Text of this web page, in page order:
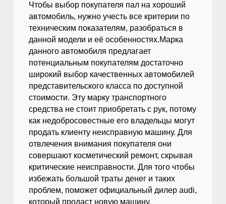
Чтобы выбор покупателя пал на хороший
автомобиль, нужно учесть все критерии по
техническим показателям, разобраться в
данной модели и её особенностях.Марка
данного автомобиля предлагает
потенциальным покупателям достаточно
широкий выбор качественных автомобилей
представительского класса по доступной
стоимости. Эту марку транспортного
средства не стоит приобретать с рук, потому
как недобросовестные его владельцы могут
продать клиенту неисправную машину. Для
отвлечения внимания покупателя они
совершают косметический ремонт, скрывая
критические неисправности. Для того чтобы
избежать большой траты денег и таких
проблем, поможет официальный дилер audi,
который продаст новую машину,